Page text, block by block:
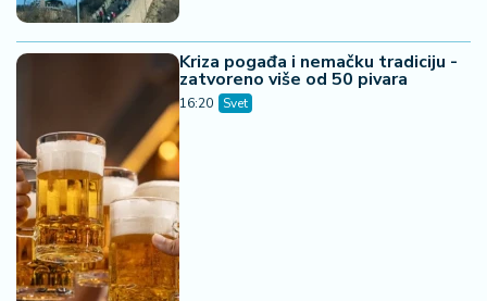
Kriza pogađa i nemačku tradiciju -
zatvoreno više od 50 pivara
16:20 Svet